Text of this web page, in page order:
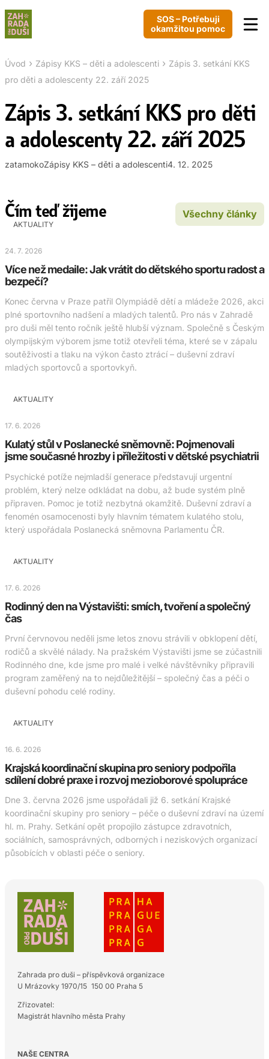
SOS – Potřebuji
okamžitou pomoc
Úvod › Zápisy KKS – děti a adolescenti › Zápis 3. setkání KKS
pro děti a adolescenty 22. září 2025
Zápis 3. setkání KKS pro děti
a adolescenty 22. září 2025
zatamokoZápisy KKS – děti a adolescenti4. 12. 2025
Čím teď žijeme Všechny články
AKTUALITY
24. 7. 2026
Více než medaile: Jak vrátit do dětského sportu radost a
bezpečí?
Konec června v Praze patřil Olympiádě dětí a mládeže 2026, akci
plné sportovního nadšení a mladých talentů. Pro nás v Zahradě
pro duši měl tento ročník ještě hlubší význam. Společně s Českým
olympijským výborem jsme totiž otevřeli téma, které se v zápalu
soutěživosti a tlaku na výkon často ztrácí – duševní zdraví
mladých sportovců a sportovkyň.
AKTUALITY
17. 6. 2026
Kulatý stůl v Poslanecké sněmovně: Pojmenovali
jsme současné hrozby i příležitosti v dětské psychiatrii
Psychické potíže nejmladší generace představují urgentní
problém, který nelze odkládat na dobu, až bude systém plně
připraven. Pomoc je totiž nezbytná okamžitě. Duševní zdraví a
fenomén osamocenosti byly hlavním tématem kulatého stolu,
který uspořádala Poslanecká sněmovna Parlamentu ČR.
AKTUALITY
17. 6. 2026
Rodinný den na Výstavišti: smích, tvoření a společný
čas
První červnovou neděli jsme letos znovu strávili v obklopení dětí,
rodičů a skvělé nálady. Na pražském Výstavišti jsme se zúčastnili
Rodinného dne, kde jsme pro malé i velké návštěvníky připravili
program zaměřený na to nejdůležitější – společný čas a péči o
duševní pohodu celé rodiny.
AKTUALITY
16. 6. 2026
Krajská koordinační skupina pro seniory podpořila
sdílení dobré praxe i rozvoj mezioborové spolupráce
Dne 3. června 2026 jsme uspořádali již 6. setkání Krajské
koordinační skupiny pro seniory – péče o duševní zdraví na území
hl. m. Prahy. Setkání opět propojilo zástupce zdravotních,
sociálních, samosprávných, odborných i neziskových organizací
působících v oblasti péče o seniory.
Zahrada pro duši – příspěvková organizace
U Mrázovky 1970/15 150 00 Praha 5
Zřizovatel:
Magistrát hlavního města Prahy
NAŠE CENTRA